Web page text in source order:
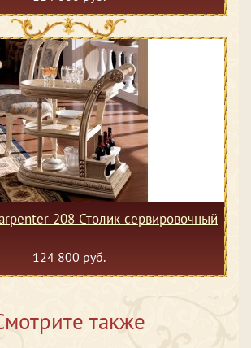
208 Столик сервировочный
124 800 руб.
также